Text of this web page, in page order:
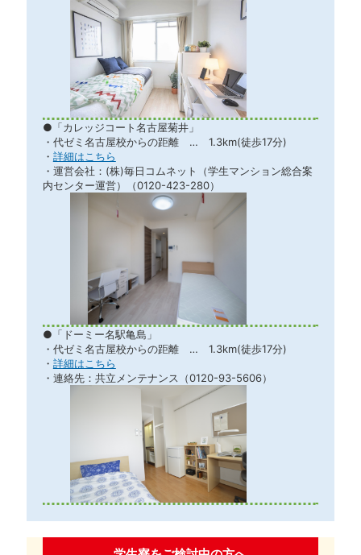
●「カレッジコート名古屋菊井」
・代ゼミ名古屋校からの距離 … 1.3km(徒歩17分)
・ 詳細はこちら
・運営会社：(株)毎日コムネット（学生マンション総合案
内センター運営）（0120-423-280）
●「ドーミー名駅亀島」
・代ゼミ名古屋校からの距離 … 1.3km(徒歩17分)
・ 詳細はこちら
・連絡先：共立メンテナンス（0120-93-5606）